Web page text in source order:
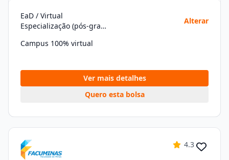
EaD / Virtual
Especialização (pós-graduação)
Alterar
Campus 100% virtual
Ver mais detalhes
Quero esta bolsa
4.3